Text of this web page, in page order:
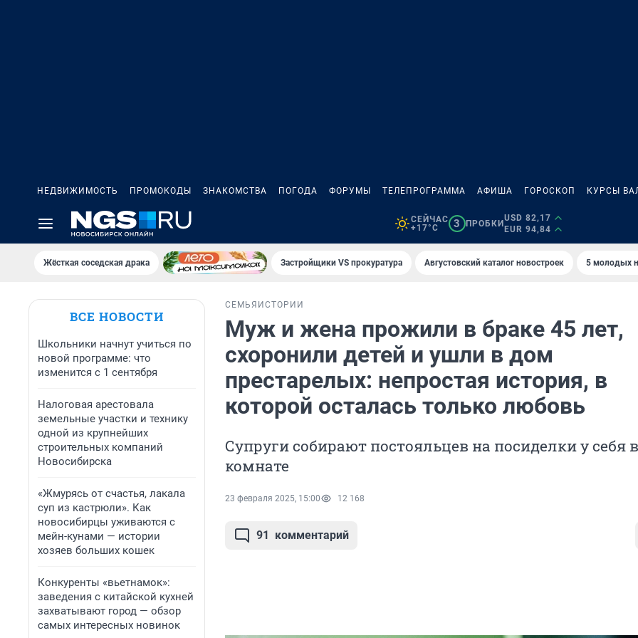
НЕДВИЖИМОСТЬ ПРОМОКОДЫ ЗНАКОМСТВА ПОГОДА ФОРУМЫ ТЕЛЕПРОГРАММА АФИША ГОРОСКОП КУРСЫ
СЕЙЧАС
+17°C
3 ПРОБКИ
USD 82,17
EUR 94,84
Жёсткая соседская драка Застройщики VS прокуратура Августовский каталог новостроек 5 молодых
ВСЕ НОВОСТИ
Школьники начнут учиться по
новой программе: что
изменится с 1 сентября
Налоговая арестовала
земельные участки и технику
одной из крупнейших
строительных компаний
Новосибирска
«Жмурясь от счастья, лакала
суп из кастрюли». Как
новосибирцы уживаются с
мейн-кунами — истории
хозяев больших кошек
Конкуренты «вьетнамок»:
заведения с китайской кухней
захватывают город — обзор
самых интересных новинок
СЕМЬЯ ИСТОРИИ
Муж и жена прожили в браке 45 лет,
схоронили детей и ушли в дом
престарелых: непростая история, в
которой осталась только любовь
Супруги собирают постояльцев на посиделки у себя в
комнате
23 февраля 2025, 15:00 12 168
91 комментарий